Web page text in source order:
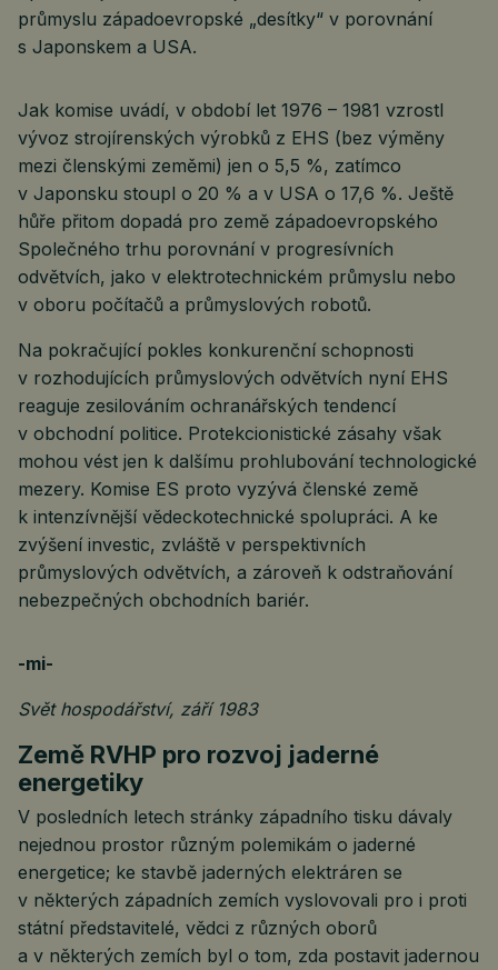
průmyslu západoevropské „desítky“ v porovnání
s Japonskem a USA.
Jak komise uvádí, v období let 1976 – 1981 vzrostl
vývoz strojírenských výrobků z EHS (bez výměny
mezi členskými zeměmi) jen o 5,5 %, zatímco
v Japonsku stoupl o 20 % a v USA o 17,6 %. Ještě
hůře přitom dopadá pro země západoevropského
Společného trhu porovnání v progresívních
odvětvích, jako v elektrotechnickém průmyslu nebo
v oboru počítačů a průmyslových robotů.
Na pokračující pokles konkurenční schopnosti
v rozhodujících průmyslových odvětvích nyní EHS
reaguje zesilováním ochranářských tendencí
v obchodní politice. Protekcionistické zásahy však
mohou vést jen k dalšímu prohlubování technologické
mezery. Komise ES proto vyzývá členské země
k intenzívnější vědeckotechnické spolupráci. A ke
zvýšení investic, zvláště v perspektivních
průmyslových odvětvích, a zároveň k odstraňování
nebezpečných obchodních bariér.
-mi-
Svět hospodářství, září 1983
Země RVHP pro rozvoj jaderné
energetiky
V posledních letech stránky západního tisku dávaly
nejednou prostor různým polemikám o jaderné
energetice; ke stavbě jaderných elektráren se
v některých západních zemích vyslovovali pro i proti
státní představitelé, vědci z různých oborů
a v některých zemích byl o tom, zda postavit jadernou